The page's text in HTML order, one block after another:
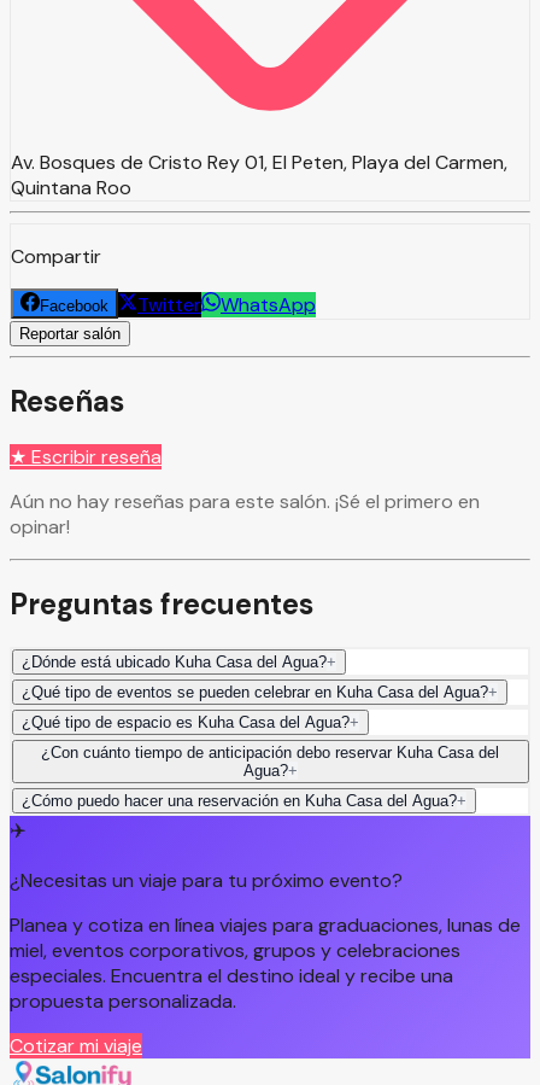
Av. Bosques de Cristo Rey 01, El Peten, Playa del Carmen,
Quintana Roo
Compartir
Facebook Twitter WhatsApp
Reportar salón
Reseñas
★ Escribir reseña
Aún no hay reseñas para este salón. ¡Sé el primero en
opinar!
Preguntas frecuentes
¿Dónde está ubicado Kuha Casa del Agua?+
¿Qué tipo de eventos se pueden celebrar en Kuha Casa del Agua?+
¿Qué tipo de espacio es Kuha Casa del Agua?+
¿Con cuánto tiempo de anticipación debo reservar Kuha Casa del
Agua?+
¿Cómo puedo hacer una reservación en Kuha Casa del Agua?+
✈️
¿Necesitas un viaje para tu próximo evento?
Planea y cotiza en línea viajes para graduaciones, lunas de
miel, eventos corporativos, grupos y celebraciones
especiales. Encuentra el destino ideal y recibe una
propuesta personalizada.
Cotizar mi viaje